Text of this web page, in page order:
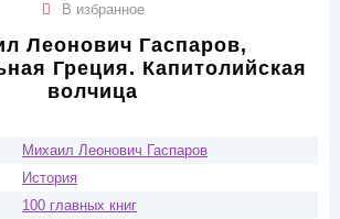
В избранное
Леонович Гаспаров,
Греция. Капитолийская
волчица
Михаил Леонович Гаспаров
История
100 главных книг